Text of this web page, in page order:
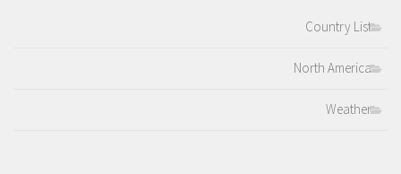
Country List
North America
Weather